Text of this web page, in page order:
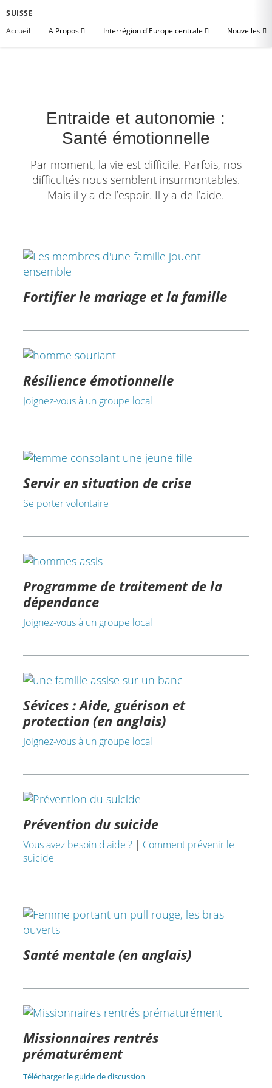
SUISSE
Accueil
A Propos Interrégion d'Europe centrale Nouvelles
Entraide et autonomie :
Santé émotionnelle
Par moment, la vie est difficile. Parfois, nos
difficultés nous semblent insurmontables.
Mais il y a de l’espoir. Il y a de l’aide.
Fortifier le mariage et la famille
Résilience émotionnelle
Joignez-vous à un groupe local
Servir en situation de crise
Se porter volontaire
Programme de traitement de la
dépendance
Joignez-vous à un groupe local
Sévices : Aide, guérison et
protection (en anglais)
Joignez-vous à un groupe local
Prévention du suicide
Vous avez besoin d'aide ? | Comment prévenir le
suicide
Santé mentale (en anglais)
Missionnaires rentrés
prématurément
Télécharger le guide de discussion